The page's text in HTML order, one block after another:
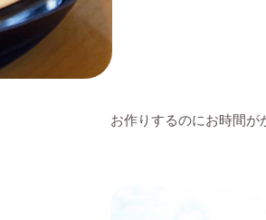
お作りするのにお時間が